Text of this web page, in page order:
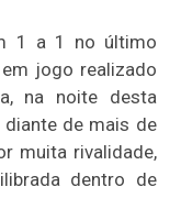
1 a 1 no último
jogo realizado
na noite desta
de mais de
muita rivalidade,
dentro de